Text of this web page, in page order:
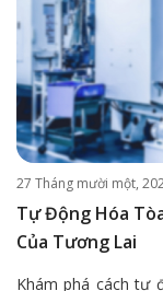
27 Tháng mười một,
Tự Động Hóa
Của Tương Lai
Khám phá cách tự